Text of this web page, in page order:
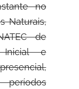
no
Naturais,
de
Inicial e